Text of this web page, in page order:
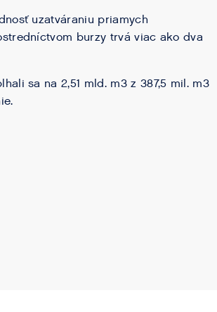
uzatváraniu priamych
burzy trvá viac ako dva
sa na 2,51 mld. m3 z 387,5 mil. m3